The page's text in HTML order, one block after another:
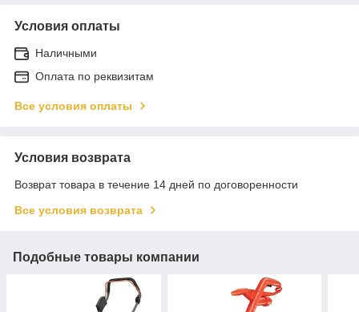
Условия оплаты
Наличными
Оплата по реквизитам
Все условия оплаты
Условия возврата
Возврат товара в течение 14 дней по договоренности
Все условия возврата
Подобные товары компании